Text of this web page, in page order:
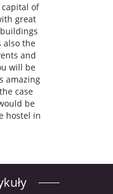
of
great
also the
and
will be
amazing
case
be
hostel in